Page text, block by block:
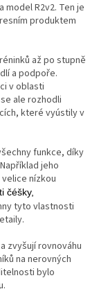
model R2v2. Ten je
produktem
až po stupně
a podpoře.
v oblasti
ale rozhodli
které vyústily v
funkce, díky
jeho
nízkou
čéšky,
tyto vlastnosti
zvyšují rovnováhu
na nerovných
bylo